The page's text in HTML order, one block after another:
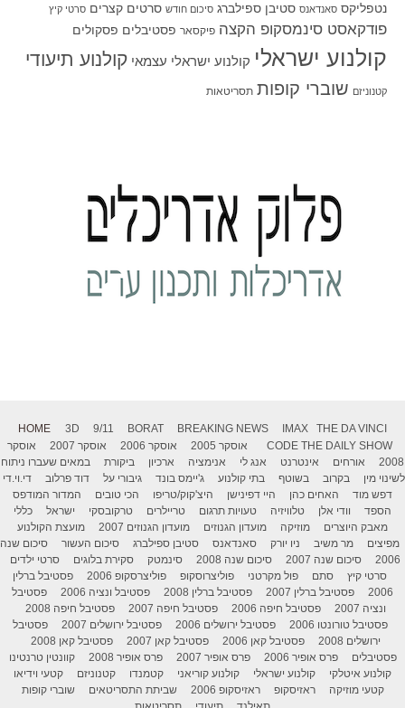
נטפליקס סאנדאנס סטיבן ספילברג סיכום חודש סרטים קצרים סרטי קיץ
פודקאסט סינמסקופ הקצה פיקסאר פסטיבלים פסקולים
קולנוע ישראלי קולנוע ישראלי עצמאי קולנוע תיעודי
קטנוניזם שוברי קופות תסריטאות
HOME 3D 9/11 BORAT BREAKING NEWS IMAX
THE DA VINCI
CODE THE DAILY SHOW אוסקר 2005 אוסקר 2006 אוסקר 2007
אוסקר
2008
אורחים אינטרנט אנג לי אנימציה ארכיון ביקורת
במאים שעברו ניתוח
לשינוי מין
בקרוב בשוטף בתי קולנוע ג'יימס בונד גיבורי על דוד פרלוב
די.וי.די
דפש מוד
האחים כהן היי דפינישן היצ'קוק/טריפו הכי טובים
המדור המודפס
הספד
וודי אלן טלוויזיה טעויות תרגום טריילרים טרקובסקי ישראל
כללי
מאבק היוצרים
מוזיקה מועדון הגנוזים מועדון הגנוזים 2007
מועצת הקולנוע
מפיצים
מר משיב ניו יורק סאנדאנס סטיבן ספילברג סיכום העשור
סיכום שנה
2006
סיכום שנה 2007 סיכום שנה 2008 סינמטק סקירת בלוגים
סרטי ילדים
סרטי קיץ
סתם פול מקרטני פוליצרוסקופ פוליצרסקופ 2006
פסטיבל ברלין
2006
פסטיבל ברלין 2007 פסטיבל ברלין 2008 פסטיבל ונציה 2006
פסטיבל
ונציה 2007
פסטיבל חיפה 2006 פסטיבל חיפה 2007
פסטיבל חיפה 2008
פסטיבל טורונטו 2006
פסטיבל ירושלים 2006 פסטיבל ירושלים 2007
פסטיבל
ירושלים 2008
פסטיבל קאן 2006 פסטיבל קאן 2007
פסטיבל קאן 2008
פסטיבלים
פרס אופיר 2006 פרס אופיר 2007 פרס אופיר 2008
קוונטין טרנטינו
קולנוע איטלקי
קולנוע ישראלי קולנוע קוריאני קטמנדו קטנוניזם
קטעי וידיאו
קטעי מוזיקה
ראזיסקופ ראזיסקופ 2006 שביתת התסריטאים
שוברי קופות